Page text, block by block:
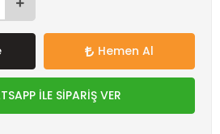
Hemen Al
İLE SİPARİŞ VER